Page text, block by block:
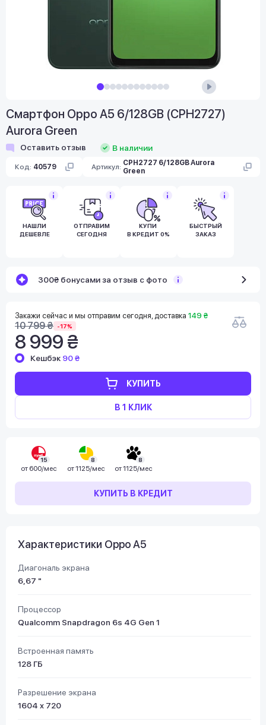
Смартфон Oppo A5 6/128GB (CPH2727)
Aurora Green
Оставить отзыв В наличии
Код: 40579 Артикул: CPH2727 6/128GB Aurora
Green
НАШЛИ
ДЕШЕВЛЕ
ОТПРАВИМ
СЕГОДНЯ
КУПИ
В КРЕДИТ 0%
БЫСТРЫЙ
ЗАКАЗ
300₴ бонусами за отзыв с фото
Закажи сейчас и мы отправим сегодня, доставка 149 ₴
10 799 ₴ -17%
8 999 ₴
КУПИТЬ
В 1 КЛИК
Кешбэк 90 ₴
15
от 600/мес
8
от1125/мес
8
от1125/мес
КУПИТЬ В КРЕДИТ
Характеристики Oppo A5
Диагональ экрана
6,67 "
Процессор
Qualcomm Snapdragon 6s 4G Gen 1
Встроенная память
128 ГБ
Разрешение экрана
1604 х 720